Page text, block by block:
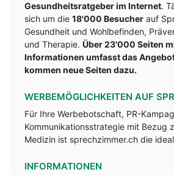
Gesundheitsratgeber im Internet.
sich um die 18'000 Besucher auf
Gesundheit und Wohlbefinden,
und Therapie. Über 23'000 Seiten
Informationen umfasst das
kommen neue Seiten dazu.
WERBEMÖGLICHKEITEN AUF
Für Ihre Werbebotschaft, PR-
Kommunikationsstrategie mit Bezug
Medizin ist sprechzimmer.ch die
INFORMATIONEN